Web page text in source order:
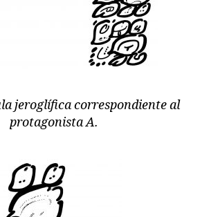
jeroglífica correspondiente al
protagonista A.